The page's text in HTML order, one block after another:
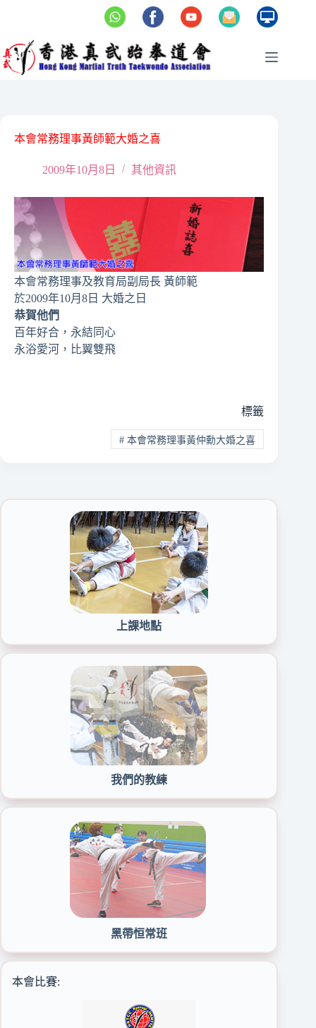
本會常務理事黃師範大婚之喜
2009年10月8日 其他資訊
本會常務理事及教育局副局長 黃師範
於2009年10月8日 大婚之日
恭賀他們
百年好合，永結同心
永浴愛河，比翼雙飛
標籤
# 本會常務理事黃仲勳大婚之喜
上課地點
我們的教練
黑帶恒常班
本會比賽: